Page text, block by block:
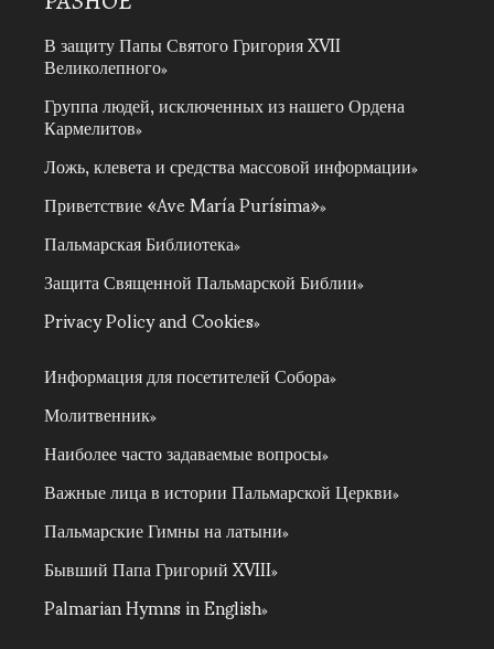
В защиту Папы Святого Григория XVII
Великолепного
Группа людей, исключенных из нашего Ордена
Кармелитов
Ложь, клевета и средства массовой информации
Приветствие «Ave María Purísima»
Пальмарская Библиотека
Защита Священной Пальмарской Библии
Privacy Policy and Cookies
Информация для посетителей Собора
Молитвенник
Наиболее часто задаваемые вопросы
Важные лица в истории Пальмарской Церкви
Пальмарские Гимны на латыни
Бывший Папа Григорий XVIII
Palmarian Hymns in English